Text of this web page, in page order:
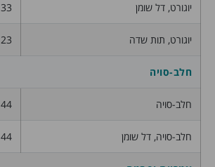
יוגורט, דל שומן 33
יוגורט, תות שדה 23
חלב-סויה
חלב-סויה 44
חלב-סויה, דל שומן 44